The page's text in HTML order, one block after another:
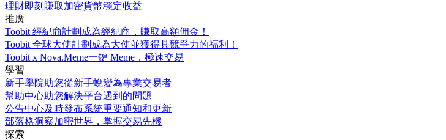
理財即刻賺取加密貨幣穩定收益
推廣
Toobit 經紀商計劃 成為經紀商，賺取高額佣金！
Toobit 全球大使計劃 成為大使並獲得具競爭力的福利！
Toobit x Nova.Meme一鍵 Meme，極速交易
學習
新手學院助您從新手蛻變為專業交易者
幫助中心助您解決平台遇到的問題
公告中心及時發布系統重要通知和更新
部落格洞察加密世界，掌握交易先機
探索